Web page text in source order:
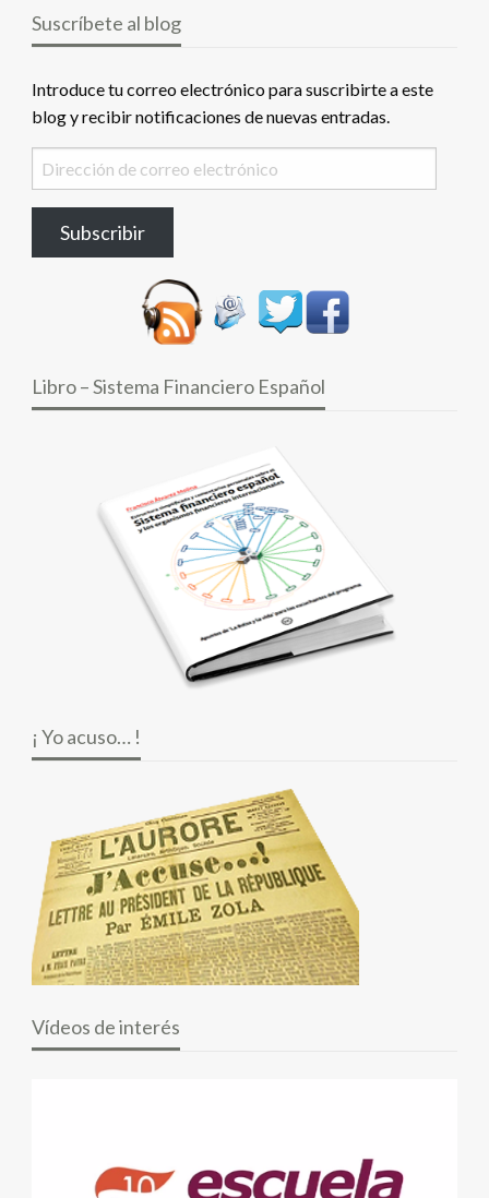
Suscríbete al blog
Introduce tu correo electrónico para suscribirte a este
blog y recibir notificaciones de nuevas entradas.
Dirección
de
electrónico
Subscribir
Libro – Sistema Financiero Español
¡ Yo acuso… !
Vídeos de interés